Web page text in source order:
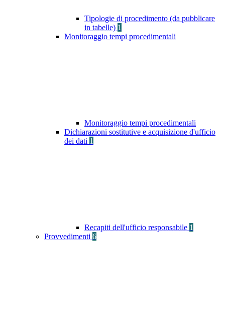
Tipologie di procedimento (da pubblicare
in tabelle) 1
Monitoraggio tempi procedimentali
Monitoraggio tempi procedimentali
Dichiarazioni sostitutive e acquisizione d'ufficio
dei dati 1
Recapiti dell'ufficio responsabile 1
Provvedimenti 6